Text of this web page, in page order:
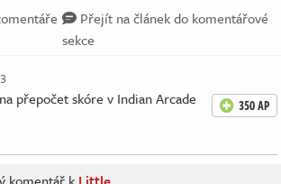
Přejít na článek do komentářové
sekce
přepočet skóre v Indian Arcade
350 AP